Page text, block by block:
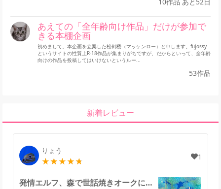
あえての「全年齢向け作品」だけが参加で
きる本棚企画
初めまして。本企画を立案した松剣楼（マッケンロー）と申します。fujossy
というサイトの性質上R-18作品が集まりがちですが、だからといって、全年齢
向けの作品を投稿してはいけないというルー...
53作品
新着レビュー
りょう
1
発情エルフ、森で世話焼きオークに拾われる。のレビュー